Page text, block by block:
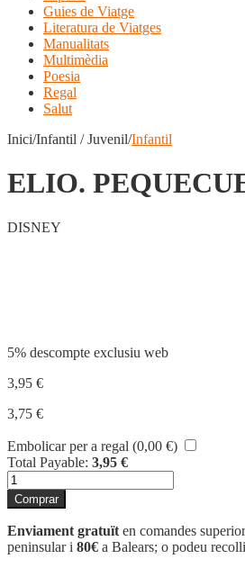
Guies de Viatge
Literatura de Viatges
Manualitats
Multimèdia
Poesia
Regal
Salut
Inici/Infantil / Juvenil/Infantil
ELIO.
DISNEY
5% descompte exclusiu web
3,95 €
3,75 €
Embolicar per a regal (0,00 €)
Total Payable: 3,95 €
quantitat
de
ELIO.
PEQUECUENTOS
Comprar
Enviament gratuït en comandes
peninsular i 80€ a Balears; o podeu